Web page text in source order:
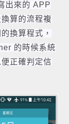
出來的 APP
算的流程複
換算程式，
的時候系統
正確判定信